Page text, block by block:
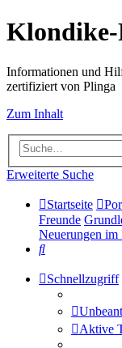
Informationen und
zertifiziert von Plinga
Zum Inhalt
Erweiterte Suche
Startseite
Freunde
Neuerungen im
Suche
Schnellzugriff
Aktive